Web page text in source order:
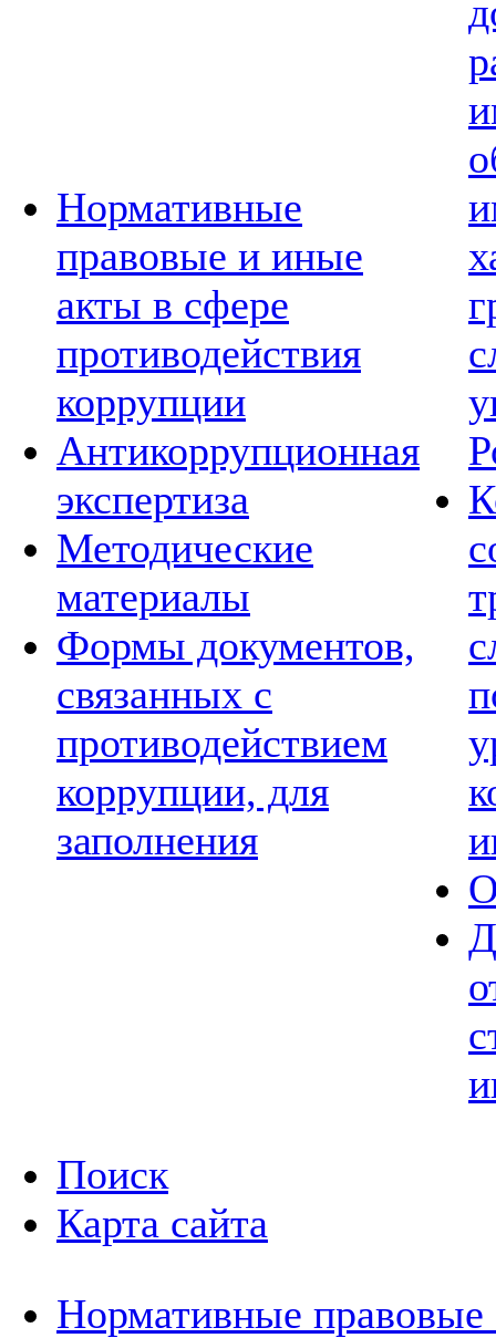
Нормативные
правовые и иные
акты в сфере
противодействия
коррупции
Антикоррупционная
экспертиза
Методические
материалы
Формы документов,
связанных с
противодействием
коррупции, для
заполнения
Поиск
Карта сайта
Нормативные правовые